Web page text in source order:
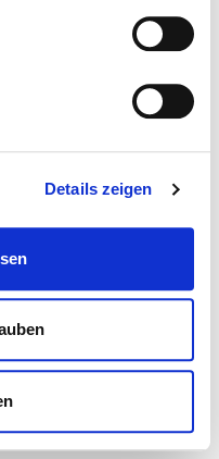
Details zeigen